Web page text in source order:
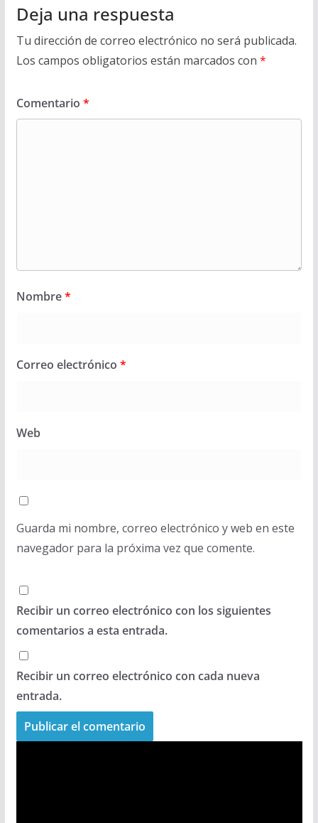
Deja una respuesta
Tu dirección de correo electrónico no será publicada.
Los campos obligatorios están marcados con *
Comentario *
Nombre*
Correo electrónico *
Web
Guarda mi nombre, correo electrónico y web en este
navegador para la próxima vez que comente.
Recibir un correo electrónico con los siguientes
comentarios a esta entrada.
Recibir un correo electrónico con cada nueva
entrada.